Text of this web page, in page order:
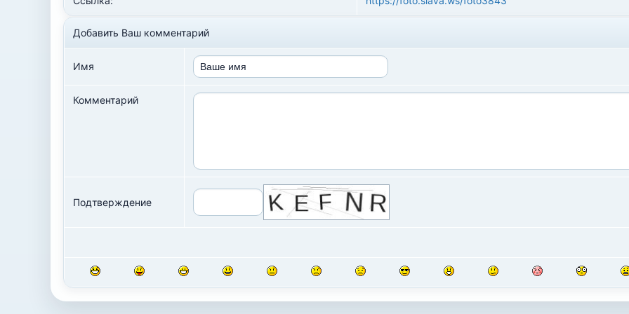
Добавить Ваш комментарий
Имя
Комментарий
Подтверждение